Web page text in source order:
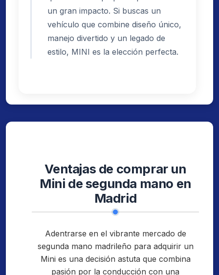
un gran impacto. Si buscas un
vehículo que combine diseño único,
manejo divertido y un legado de
estilo, MINI es la elección perfecta.
Ventajas de comprar un
Mini de segunda mano en
Madrid
Adentrarse en el vibrante mercado de
segunda mano madrileño para adquirir un
Mini es una decisión astuta que combina
pasión por la conducción con una